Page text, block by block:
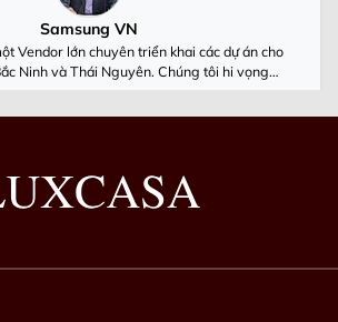
Samsung VN
Vendor lớn chuyên triển khai các dự án cho
Ninh và Thái Nguyên. Chúng tôi hi vọng